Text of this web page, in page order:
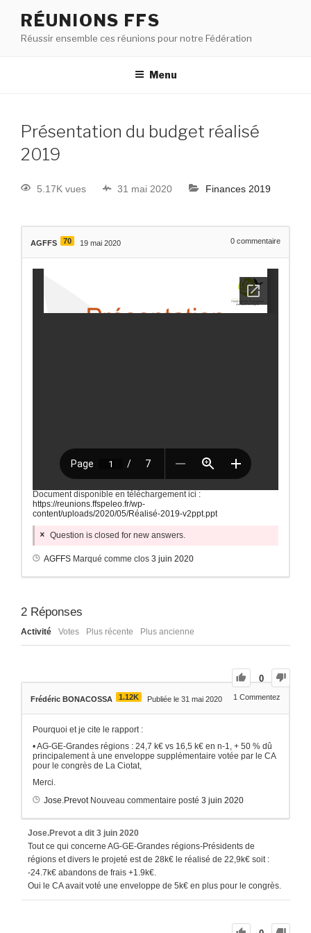
RÉUNIONS FFS
Réussir ensemble ces réunions pour notre Fédération
Menu
Présentation du budget réalisé
2019
5.17K vues 31 mai 2020 Finances 2019
AGFFS 70 19 mai 2020 0 commentaire
Document disponible en téléchargement ici :
https://reunions.ffspeleo.fr/wp-
content/uploads/2020/05/Réalisé-2019-v2ppt.ppt
Question is closed for new answers.
AGFFS Marqué comme clos 3 juin 2020
2 Réponses
Activité Votes Plus récente Plus ancienne
0
Frédéric BONACOSSA 1.12K Publiée le 31 mai 2020 1 Commentez
Pourquoi et je cite le rapport :
• AG-GE-Grandes régions : 24,7 k€ vs 16,5 k€ en n-1, + 50 % dû
principalement à une enveloppe supplémentaire votée par le CA
pour le congrès de La Ciotat,
Merci.
Jose.PrevotNouveau commentaire posté 3 juin 2020
Jose.Prevot a dit 3 juin 2020
Tout ce qui concerne AG-GE-Grandes régions-Présidents de
régions et divers le projeté est de 28k€ le réalisé de 22,9k€ soit :
-24.7k€ abandons de frais +1.9k€.
Oui le CA avait voté une enveloppe de 5k€ en plus pour le congrès.